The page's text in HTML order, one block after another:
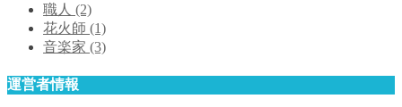
職人 (2)
花火師 (1)
音楽家 (3)
運営者情報